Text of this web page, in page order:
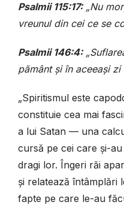
Psalmii 115:17:„Nu
vreunul din cei ce se
Psalmii 146:4:
pământ și în aceeași
„Spiritismul este
constituie cea mai
a lui Satan — una
cursă pe cei care și-
dragi lor. Îngeri răi
și relatează întâmplări
fapte pe care le-au